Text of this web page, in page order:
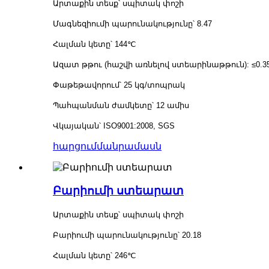
Արտաքին տեսք՝ սպիտակ փոշի
Մագնեզիումի պարունակությունը՝ 8.47
Հալման կետը՝ 144℃
Ազատ թթու (հաշվի առնելով ստեարինաթթուն):
Փաթեթավորում՝ 25 կգ/տոպրակ
Պահպանման ժամկետը՝ 12 ամիս
Վկայական՝ ISO9001:2008, SGS
հարցումմանրամասն
Բարիումի ստեարատ
Արտաքին տեսք՝ սպիտակ փոշի
Բարիումի պարունակությունը՝ 20.18
Հալման կետը՝ 246℃